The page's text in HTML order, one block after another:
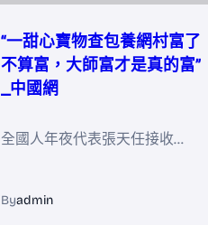
“一甜心寶物查包養網村富了
不算富，大師富才是真的富”
_中國網
全國人年夜代表張天任接收…
Byadmin